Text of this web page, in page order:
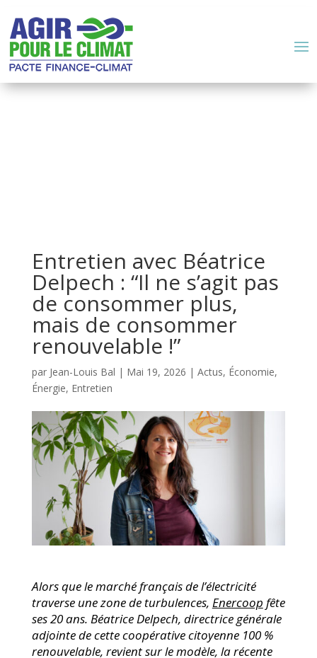
Entretien avec Béatrice
Delpech : “Il ne s’agit pas
de consommer plus,
mais de consommer
renouvelable !”
par Jean-Louis Bal | Mai 19, 2026 | Actus, Économie,
Énergie, Entretien
Alors que le marché français de l’électricité
traverse une zone de turbulences, Enercoop fête
ses 20 ans. Béatrice Delpech, directrice générale
adjointe de cette coopérative citoyenne 100 %
renouvelable, revient sur le modèle, la récente